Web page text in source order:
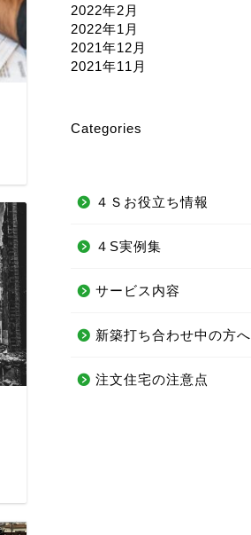
2022年2月
2022年1月
2021年12月
2021年11月
Categories
４Ｓお役立ち情報
４S実例集
サービス内容
新築打ち合わせ中の方へ
注文住宅の注意点